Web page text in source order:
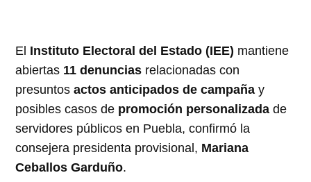
El Instituto Electoral del Estado (IEE) mantiene
abiertas 11 denuncias relacionadas con
presuntosactos anticipados de campaña y
posibles casos de promoción personalizada de
servidores públicos en Puebla, confirmó la
consejera presidenta provisional, Mariana
Ceballos Garduño.